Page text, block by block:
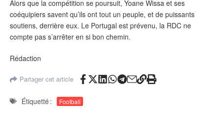
Alors que la compétition se poursuit, Yoane Wissa et ses
coéquipiers savent qu’ils ont tout un peuple, et de puissants
soutiens, derrière eux. Le Portugal est prévenu, la RDC ne
compte pas s’arrêter en si bon chemin.
Rédaction
Partager cet article
Étiquetté : Football